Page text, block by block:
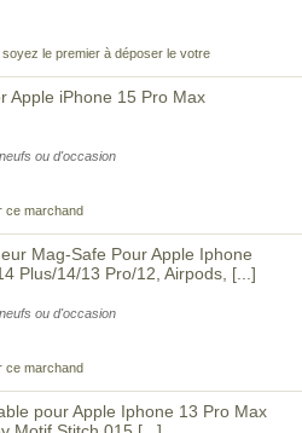
le premier à déposer le votre
Apple iPhone 15 Pro Max
ou d'occasion
ce marchand
Mag-Safe Pour Apple Iphone
Plus/14/13 Pro/12, Airpods, [...]
ou d'occasion
ce marchand
pour Apple Iphone 13 Pro Max